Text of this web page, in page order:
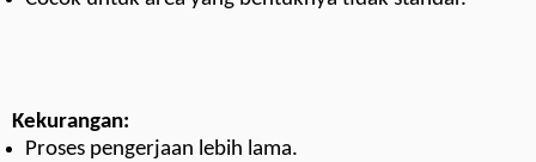
Kekurangan:
Proses pengerjaan lebih lama.